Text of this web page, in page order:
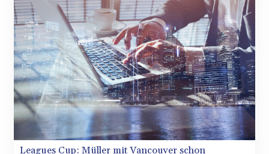
vor Ungarn.
Leagues Cup: Müller mit Vancouver schon